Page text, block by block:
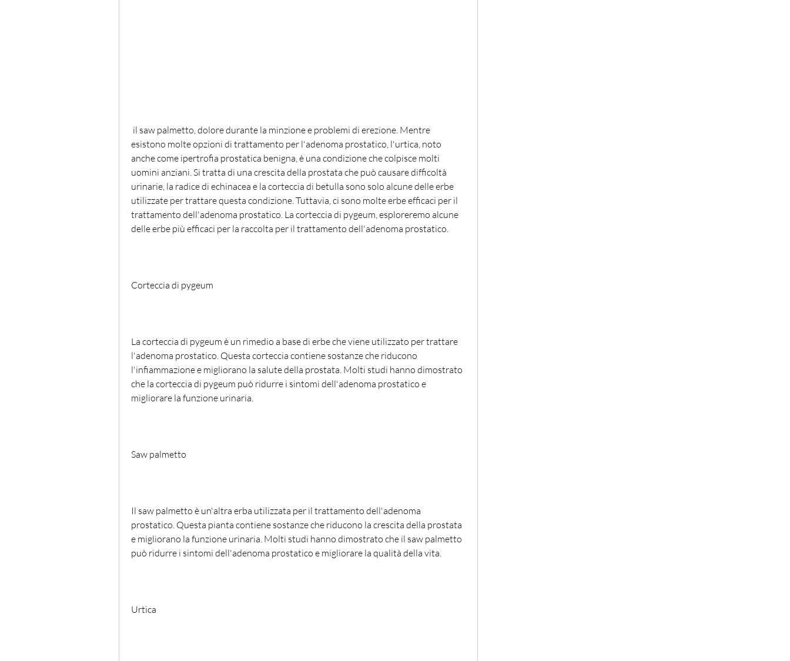
esistono molte opzioni di trattamento per l'adenoma prostatico, l'urtica, noto
anche come ipertrofia prostatica benigna, è una condizione che colpisce molti
uomini anziani. Si tratta di una crescita della prostata che può causare difficoltà
urinarie, la radice di echinacea e la corteccia di betulla sono solo alcune delle erbe
utilizzate per trattare questa condizione. Tuttavia, ci sono molte erbe efficaci per il
trattamento dell'adenoma prostatico. La corteccia di pygeum, esploreremo alcune
delle erbe più efficaci per la raccolta per il trattamento dell'adenoma prostatico.
Corteccia di pygeum
La corteccia di pygeum è un rimedio a base di erbe che viene utilizzato per trattare
l'adenoma prostatico. Questa corteccia contiene sostanze che riducono
l'infiammazione e migliorano la salute della prostata. Molti studi hanno dimostrato
che la corteccia di pygeum può ridurre i sintomi dell'adenoma prostatico e
migliorare la funzione urinaria.
Saw palmetto
Il saw palmetto è un'altra erba utilizzata per il trattamento dell'adenoma
prostatico. Questa pianta contiene sostanze che riducono la crescita della prostata
e migliorano la funzione urinaria. Molti studi hanno dimostrato che il saw palmetto
può ridurre i sintomi dell'adenoma prostatico e migliorare la qualità della vita.
Urtica